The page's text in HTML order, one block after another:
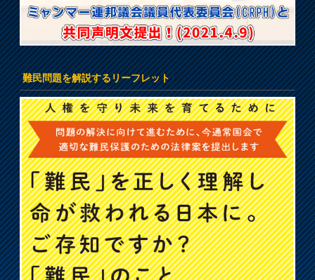
難民問題を解説するリーフレット